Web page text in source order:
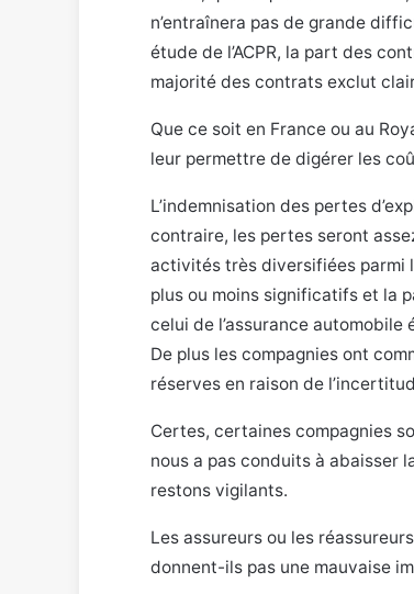
n’entraînera pas de grande
étude de l’ACPR, la part des
majorité des contrats exclut
Que ce soit en France ou au
leur permettre de digérer les
L’indemnisation des pertes
contraire, les pertes seront
activités très diversifiées parmi
plus ou moins significatifs et la
celui de l’assurance
De plus les compagnies ont
réserves en raison de
Certes, certaines compagnies
nous a pas conduits à abaisser
restons vigilants.
Les assureurs ou les
donnent-ils pas une mauvaise